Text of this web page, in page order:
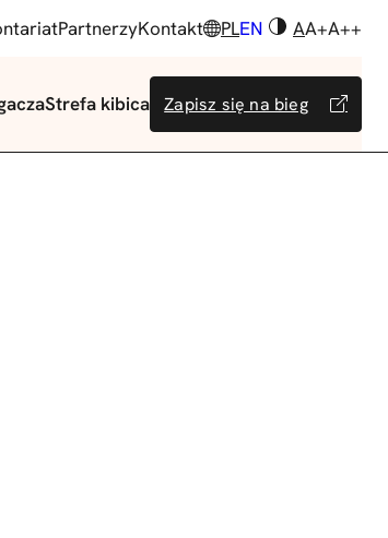
PartnerzyKontakt PLEN AA+A++
Strefa kibica Zapisz się na bieg